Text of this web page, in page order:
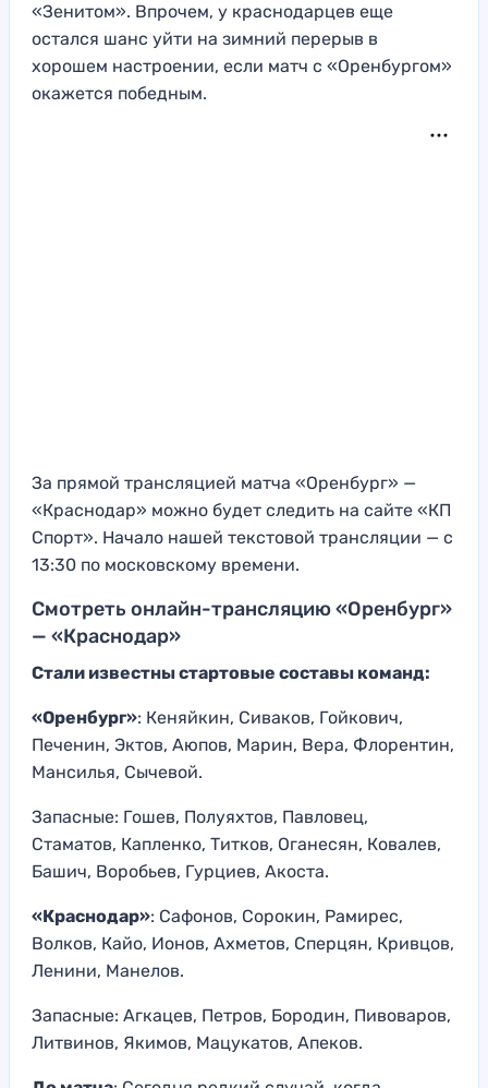
«Зенитом». Впрочем, у краснодарцев еще
остался шанс уйти на зимний перерыв в
хорошем настроении, если матч с «Оренбургом»
окажется победным.
За прямой трансляцией матча «Оренбург» —
«Краснодар» можно будет следить на сайте «КП
Спорт». Начало нашей текстовой трансляции — с
13:30 по московскому времени.
Смотреть онлайн-трансляцию «Оренбург»
— «Краснодар»
Стали известны стартовые составы команд:
«Оренбург»: Кеняйкин, Сиваков, Гойкович,
Печенин, Эктов, Аюпов, Марин, Вера, Флорентин,
Мансилья, Сычевой.
Запасные: Гошев, Полуяхтов, Павловец,
Стаматов, Капленко, Титков, Оганесян, Ковалев,
Башич, Воробьев, Гурциев, Акоста.
«Краснодар»: Сафонов, Сорокин, Рамирес,
Волков, Кайо, Ионов, Ахметов, Сперцян, Кривцов,
Ленини, Манелов.
Запасные: Агкацев, Петров, Бородин, Пивоваров,
Литвинов, Якимов, Мацукатов, Апеков.